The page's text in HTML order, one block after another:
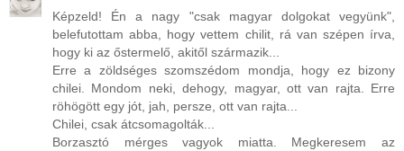
Képzeld! Én a nagy "csak magyar dolgokat vegyünk",
belefutottam abba, hogy vettem chilit, rá van szépen írva,
hogy ki az őstermelő, akitől származik...
Erre a zöldséges szomszédom mondja, hogy ez bizony
chilei. Mondom neki, dehogy, magyar, ott van rajta. Erre
röhögött egy jót, jah, persze, ott van rajta...
Chilei, csak átcsomagolták...
Borzasztó mérges vagyok miatta. Megkeresem az